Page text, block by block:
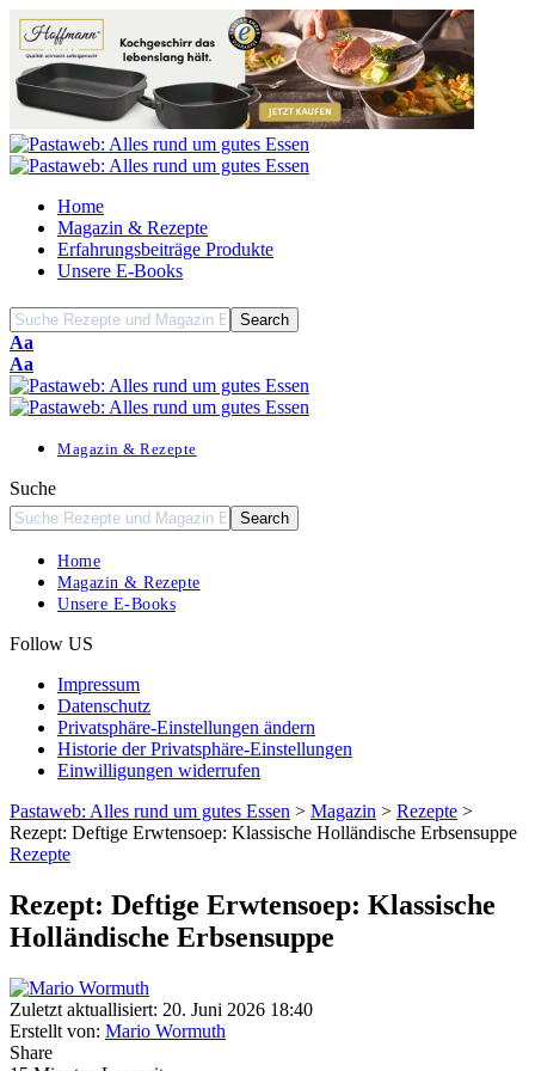
Home
Magazin & Rezepte
Erfahrungsbeiträge Produkte
Unsere E-Books
Font
Resizer
Aa
Font
Resizer
Aa
Magazin & Rezepte
Suche
Home
Magazin & Rezepte
Unsere E-Books
Follow US
Impressum
Datenschutz
Privatsphäre-Einstellungen ändern
Historie der Privatsphäre-Einstellungen
Einwilligungen widerrufen
Pastaweb: Alles rund um gutes Essen > Magazin > Rezepte >
Rezept: Deftige Erwtensoep: Klassische Holländische Erbsensuppe
Rezepte
Rezept: Deftige Erwtensoep: Klassische
Holländische Erbsensuppe
Zuletzt aktuallisiert: 20. Juni 2026 18:40
Erstellt von: Mario Wormuth
Share